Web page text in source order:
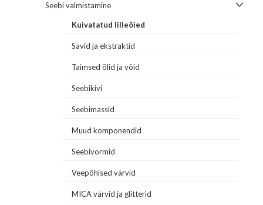
Seebi valmistamine
Kuivatatud lilleõied
Savid ja ekstraktid
Taimsed õlid ja võid
Seebikivi
Seebimassid
Muud komponendid
Seebivormid
Veepõhised värvid
MICA värvid ja glitterid